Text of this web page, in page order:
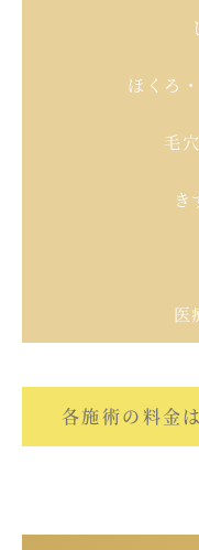
ほくろ
毛
き
医
各施術の料金